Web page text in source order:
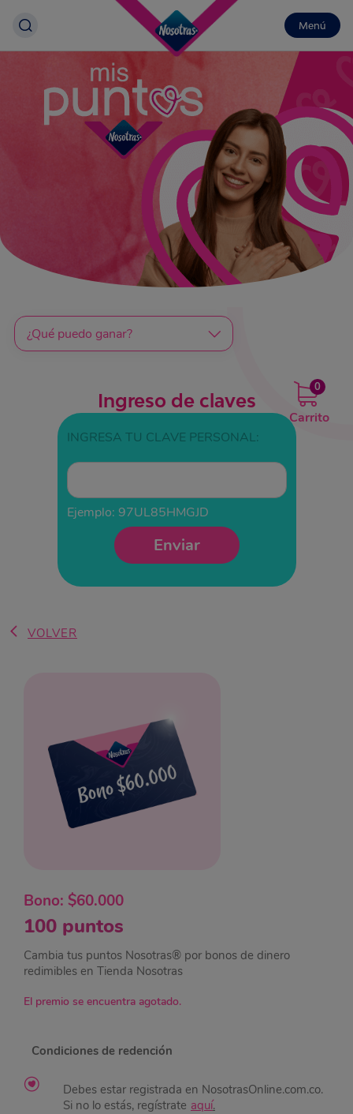
Menú
¿Qué puedo ganar?
0
Carrito
Ingreso de claves
INGRESA TU CLAVE PERSONAL:
Ejemplo: 97UL85HMGJD
Enviar
VOLVER
Bono: $60.000
100 puntos
Cambia tus puntos Nosotras® por bonos de dinero
redimibles en Tienda Nosotras
El premio se encuentra agotado.
Condiciones de redención
Debes estar registrada en NosotrasOnline.com.co.
Si no lo estás, regístrate aquí.